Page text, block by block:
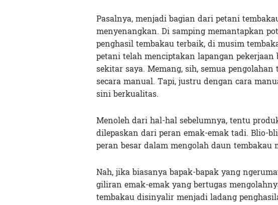
Pasalnya, menjadi bagian dari petani
menyenangkan. Di samping memantapkan
penghasil tembakau terbaik, di musim
petani telah menciptakan lapangan
sekitar saya. Memang, sih, semua
secara manual. Tapi, justru dengan cara
sini berkualitas.
Menoleh dari hal-hal sebelumnya, tentu
dilepaskan dari peran emak-emak tadi. Blio-
peran besar dalam mengolah daun
Nah, jika biasanya bapak-bapak yang
giliran emak-emak yang bertugas
tembakau disinyalir menjadi ladang